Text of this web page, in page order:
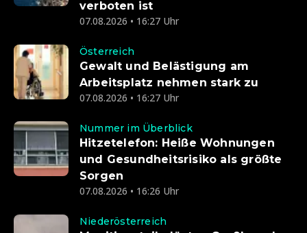
verboten ist
07.08.2026 • 16:27 Uhr
Österreich
Gewalt und Belästigung am
Arbeitsplatz nehmen stark zu
07.08.2026 • 16:27 Uhr
Nummer im Überblick
Hitzetelefon: Heiße Wohnungen
und Gesundheitsrisiko als größte
Sorgen
07.08.2026 • 16:26 Uhr
Niederösterreich